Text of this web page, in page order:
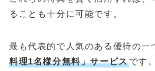
ることも十分に可能です。
最も代表的で人気のある優待の一
料理1名様分無料」サービスです